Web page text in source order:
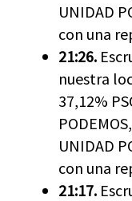
UNIDAD
con una
21:26.
nuestra
37,12%
UNIDAD
con una
21:17.